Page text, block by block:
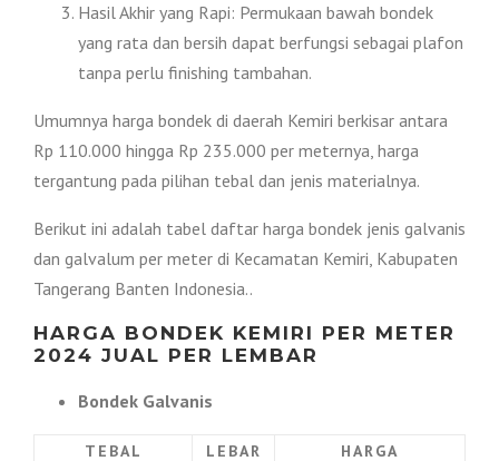
Hasil Akhir yang Rapi: Permukaan bawah bondek
yang rata dan bersih dapat berfungsi sebagai plafon
tanpa perlu finishing tambahan.
Umumnya harga bondek di daerah Kemiri berkisar antara
Rp 110.000 hingga Rp 235.000 per meternya, harga
tergantung pada pilihan tebal dan jenis materialnya.
Berikut ini adalah tabel daftar harga bondek jenis galvanis
dan galvalum per meter di Kecamatan Kemiri, Kabupaten
Tangerang Banten Indonesia..
HARGA BONDEK KEMIRI PER METER
2024 JUAL PER LEMBAR
Bondek Galvanis
TEBAL LEBAR HARGA